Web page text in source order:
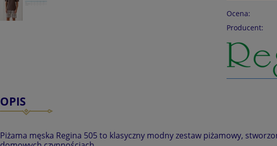
Ocena:
Producent:
OPIS
Piżama męska Regina 505 to klasyczny modny zestaw piżamowy,